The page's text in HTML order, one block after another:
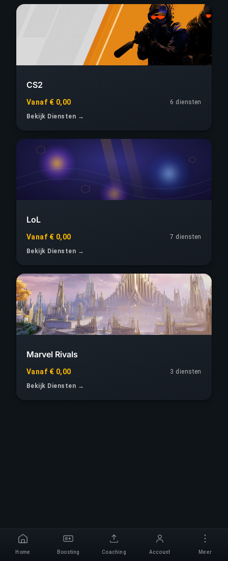
CS2
Vanaf € 0,00
6 diensten
Bekijk Diensten →
LoL
Vanaf € 0,00
7 diensten
Bekijk Diensten →
Marvel Rivals
Vanaf € 0,00
3 diensten
Bekijk Diensten →
Home Boosting Coaching Account Meer